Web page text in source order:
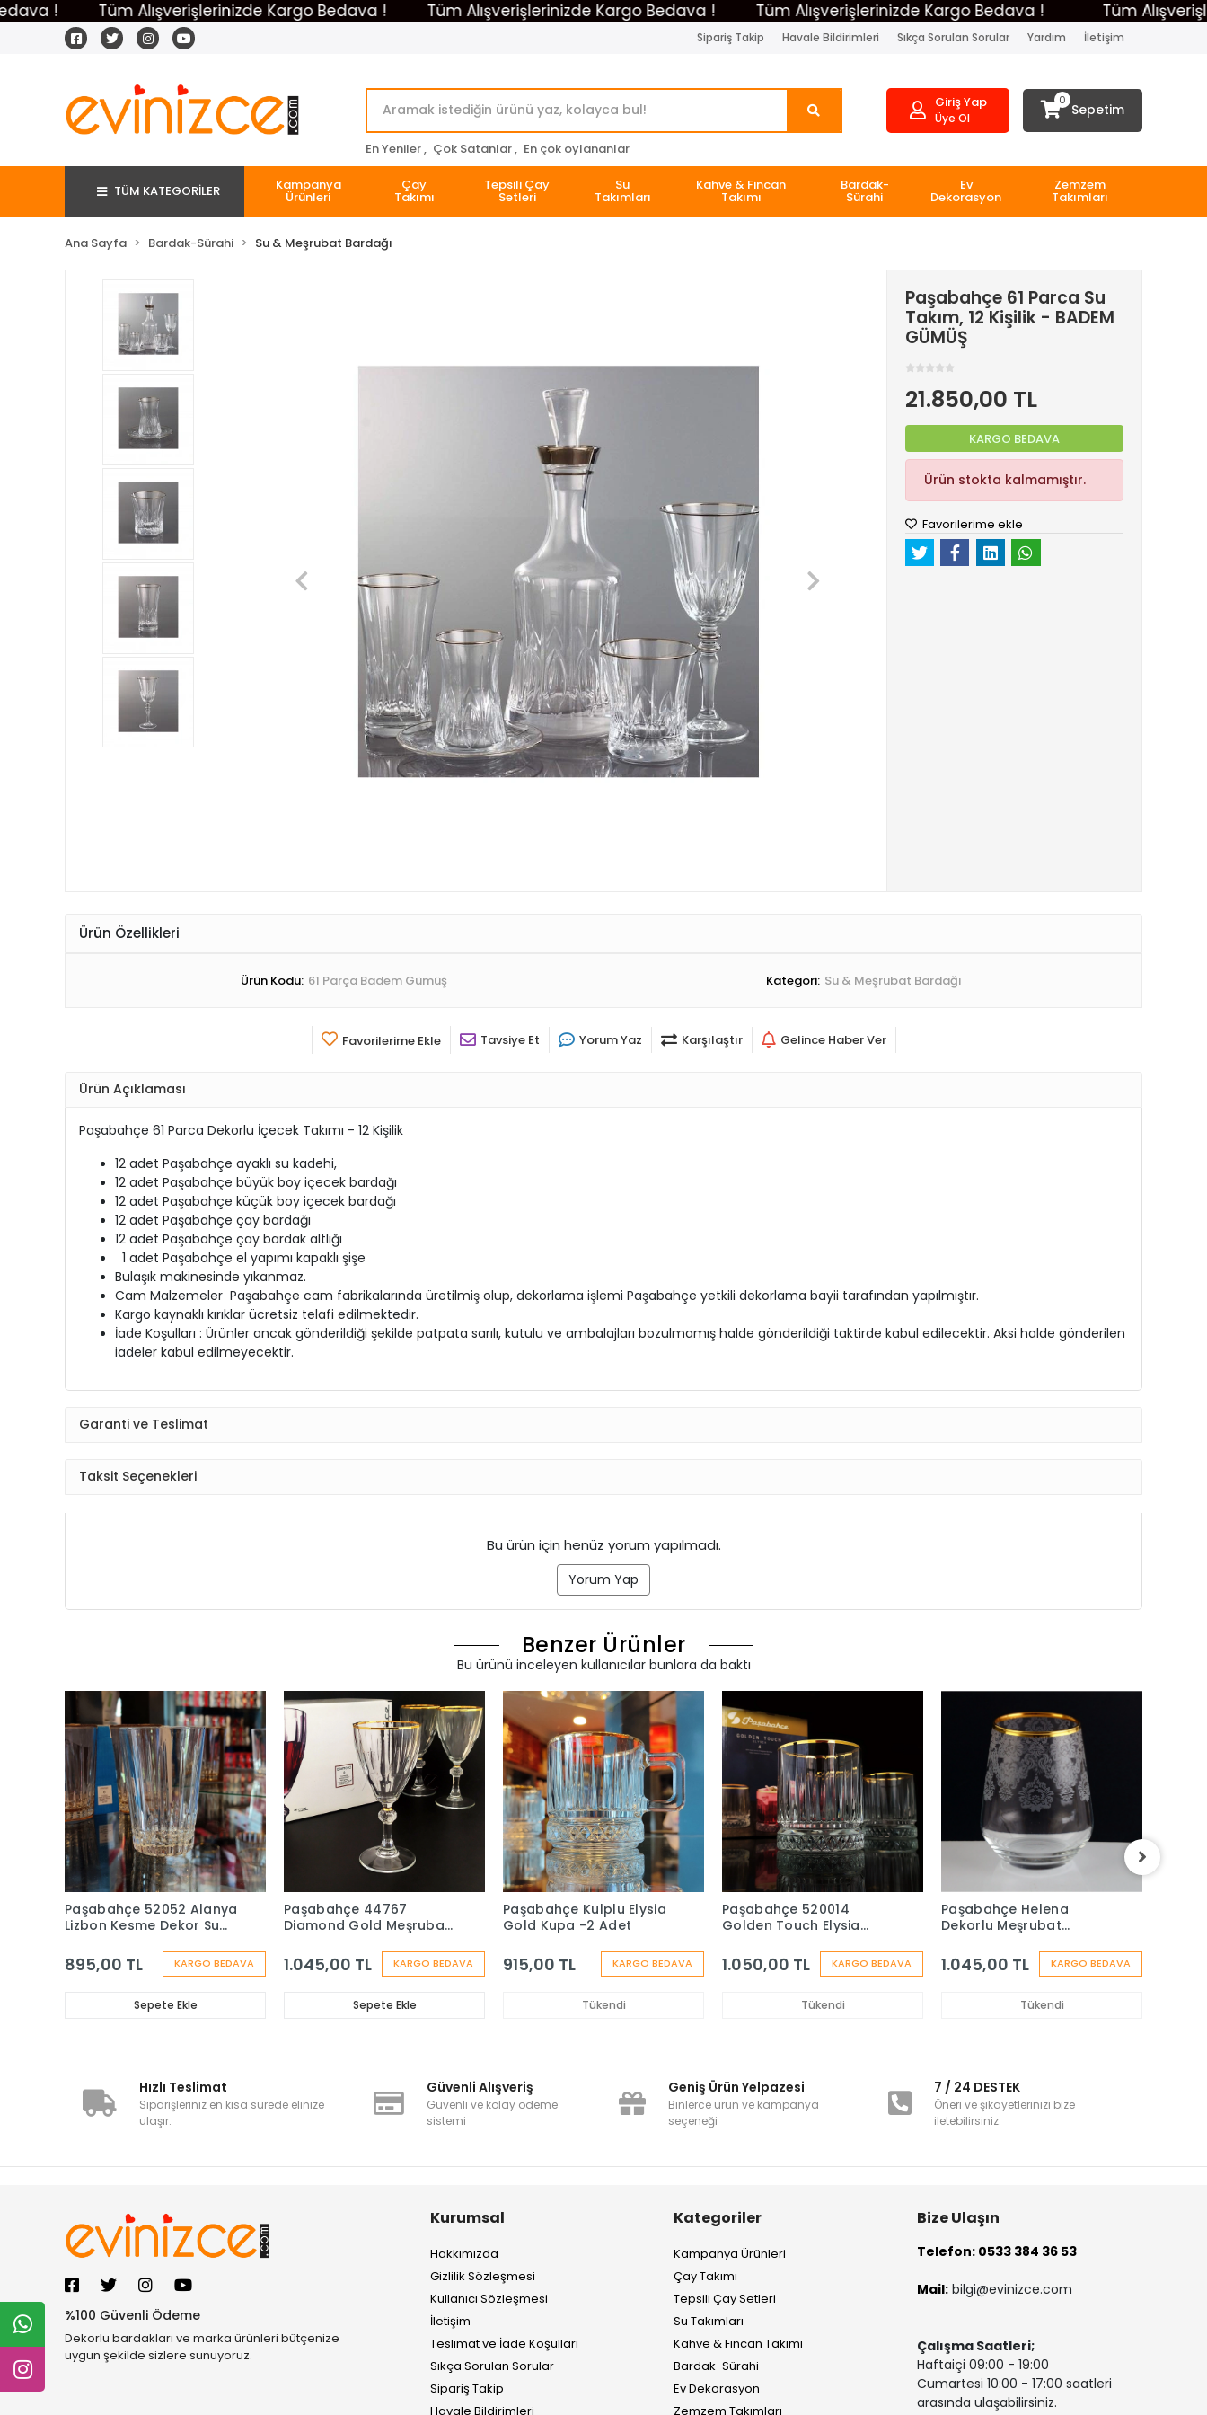
! Tüm Alışverişlerinizde Kargo Bedava ! Tüm Alışverişlerinizde Kargo Bedava ! Tüm Alışverişlerinizde Kargo Bedava ! Tüm
Sipariş Takip Havale Bildirimleri Sıkça Sorulan Sorular Yardım İletişim
En Yeniler , Çok Satanlar , En çok oylananlar
Giriş Yap
Üye Ol
0
Sepetim
TÜM KATEGORİLER Kampanya
Ürünleri
Çay
Takımı
Tepsili Çay
Setleri
Su
Takımları
Kahve & Fincan
Takımı
Bardak-
Sürahi
Ev
Dekorasyon
Zemzem
Takımları
Ana Sayfa Bardak-Sürahi Su & Meşrubat Bardağı
Paşabahçe 61 Parca Su
Takım, 12 Kişilik - BADEM
GÜMÜŞ
21.850,00 TL
KARGO BEDAVA
Ürün stokta kalmamıştır.
Favorilerime ekle
Ürün Özellikleri
Ürün Kodu: 61 Parça Badem Gümüş Kategori: Su & Meşrubat Bardağı
Favorilerime Ekle Tavsiye Et Yorum Yaz Karşılaştır Gelince Haber Ver
Ürün Açıklaması
Paşabahçe 61 Parca Dekorlu İçecek Takımı - 12 Kişilik
12 adet Paşabahçe ayaklı su kadehi,
12 adet Paşabahçe büyük boy içecek bardağı
12 adet Paşabahçe küçük boy içecek bardağı
12 adet Paşabahçe çay bardağı
12 adet Paşabahçe çay bardak altlığı
1 adet Paşabahçe el yapımı kapaklı şişe
Bulaşık makinesinde yıkanmaz.
Cam Malzemeler Paşabahçe cam fabrikalarında üretilmiş olup, dekorlama işlemi Paşabahçe yetkili dekorlama bayii tarafından yapılmıştır.
Kargo kaynaklı kırıklar ücretsiz telafi edilmektedir.
İade Koşulları : Ürünler ancak gönderildiği şekilde patpata sarılı, kutulu ve ambalajları bozulmamış halde gönderildiği taktirde kabul edilecektir. Aksi halde gönderilen
iadeler kabul edilmeyecektir.
Garanti ve Teslimat
Taksit Seçenekleri
Bu ürün için henüz yorum yapılmadı.
Yorum Yap
Benzer Ürünler
Bu ürünü inceleyen kullanıcılar bunlara da baktı
KARGO BEDAVA
Paşabahçe 52052 Alanya
Lizbon Kesme Dekor Su
895,00 TL
Sepete Ekle
KARGO BEDAVA
Paşabahçe 44767
Diamond Gold Meşrubat
1.045,00 TL
Sepete Ekle
KARGO BEDAVA
Paşabahçe Kulplu Elysia
Gold Kupa -2 Adet
915,00 TL
Tükendi
KARGO BEDAVA
Paşabahçe 520014
Golden Touch Elysia
Adet
1.050,00 TL
Tükendi
KARGO BEDAVA
Paşabahçe Helena
Dekorlu Meşrubat
1.045,00 TL
Tükendi
Hızlı Teslimat
Siparişleriniz en kısa sürede elinize
ulaşır.
Güvenli Alışveriş
Güvenli ve kolay ödeme
sistemi
Geniş Ürün Yelpazesi
Binlerce ürün ve kampanya
seçeneği
7 / 24 DESTEK
Öneri ve şikayetlerinizi bize
iletebilirsiniz.
%100 Güvenli Ödeme
Dekorlu bardakları ve marka ürünleri bütçenize
uygun şekilde sizlere sunuyoruz.
Kurumsal
Hakkımızda
Gizlilik Sözleşmesi
Kullanıcı Sözleşmesi
İletişim
Teslimat ve İade Koşulları
Sıkça Sorulan Sorular
Sipariş Takip
Havale Bildirimleri
Kategoriler
Kampanya Ürünleri
Çay Takımı
Tepsili Çay Setleri
Su Takımları
Kahve & Fincan Takımı
Bardak-Sürahi
Ev Dekorasyon
Zemzem Takımları
Bize Ulaşın
Telefon: 0533 384 36 53
Mail: bilgi@evinizce.com
Çalışma Saatleri;
Haftaiçi 09:00 - 19:00
Cumartesi 10:00 - 17:00 saatleri
arasında ulaşabilirsiniz.